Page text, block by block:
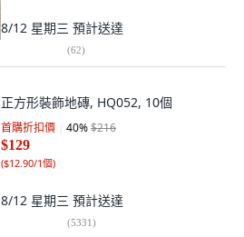
8/12 星期三 預計送達
(62)
正方形裝飾地磚, HQ052, 10個
首購折扣價 40%$216
$129
($12.90/1個)
8/12 星期三 預計送達
(5331)